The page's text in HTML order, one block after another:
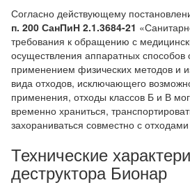
Согласно действующему
п. 200 СанПиН 2.1.3684-21
требования к обращению с
осуществления аппаратных способов
применением физических методов и
вида отходов, исключающего
применения, отходы классов Б и В
временно храниться,
захораниваться совместно с
Технические
деструктора Бионар